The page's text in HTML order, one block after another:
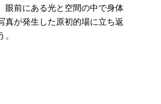
眼前にある光と空間の中で身体
真が発生した原初的場に立ち返